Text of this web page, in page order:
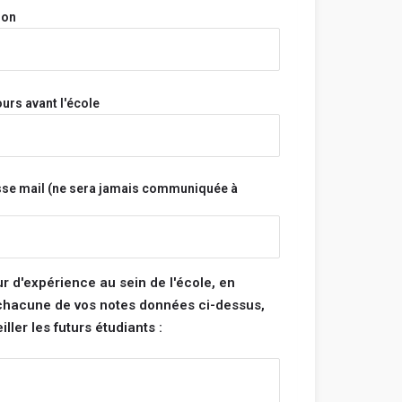
pas et n'aura jamais accès à tes informations
respectent pas ces règles.
:
avant l'école
mail (ne sera jamais communiquée à
d'expérience au sein de l'école, en
de vos notes données ci-dessus,
les futurs étudiants :